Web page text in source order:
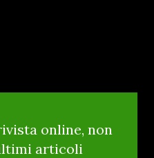
online, non
articoli